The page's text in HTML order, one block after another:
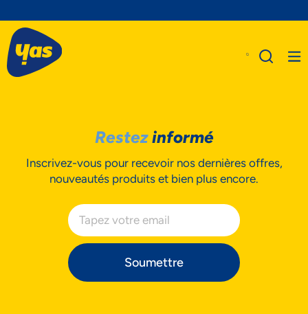
Produits
Business
Restezinformé
Inscrivez-vous pour recevoir nos dernières offres,
nouveautés produits et bien plus encore.
Soumettre